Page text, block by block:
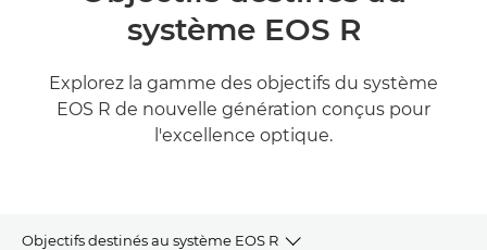
système EOS R
Explorez la gamme des objectifs du système
EOS R de nouvelle génération conçus pour
l'excellence optique.
Objectifs destinés au système EOS R